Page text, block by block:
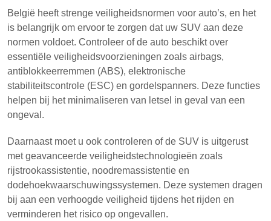
België heeft strenge veiligheidsnormen voor auto’s, en het
is belangrijk om ervoor te zorgen dat uw SUV aan deze
normen voldoet. Controleer of de auto beschikt over
essentiële veiligheidsvoorzieningen zoals airbags,
antiblokkeerremmen (ABS), elektronische
stabiliteitscontrole (ESC) en gordelspanners. Deze functies
helpen bij het minimaliseren van letsel in geval van een
ongeval.
Daarnaast moet u ook controleren of de SUV is uitgerust
met geavanceerde veiligheidstechnologieën zoals
rijstrookassistentie, noodremassistentie en
dodehoekwaarschuwingssystemen. Deze systemen dragen
bij aan een verhoogde veiligheid tijdens het rijden en
verminderen het risico op ongevallen.